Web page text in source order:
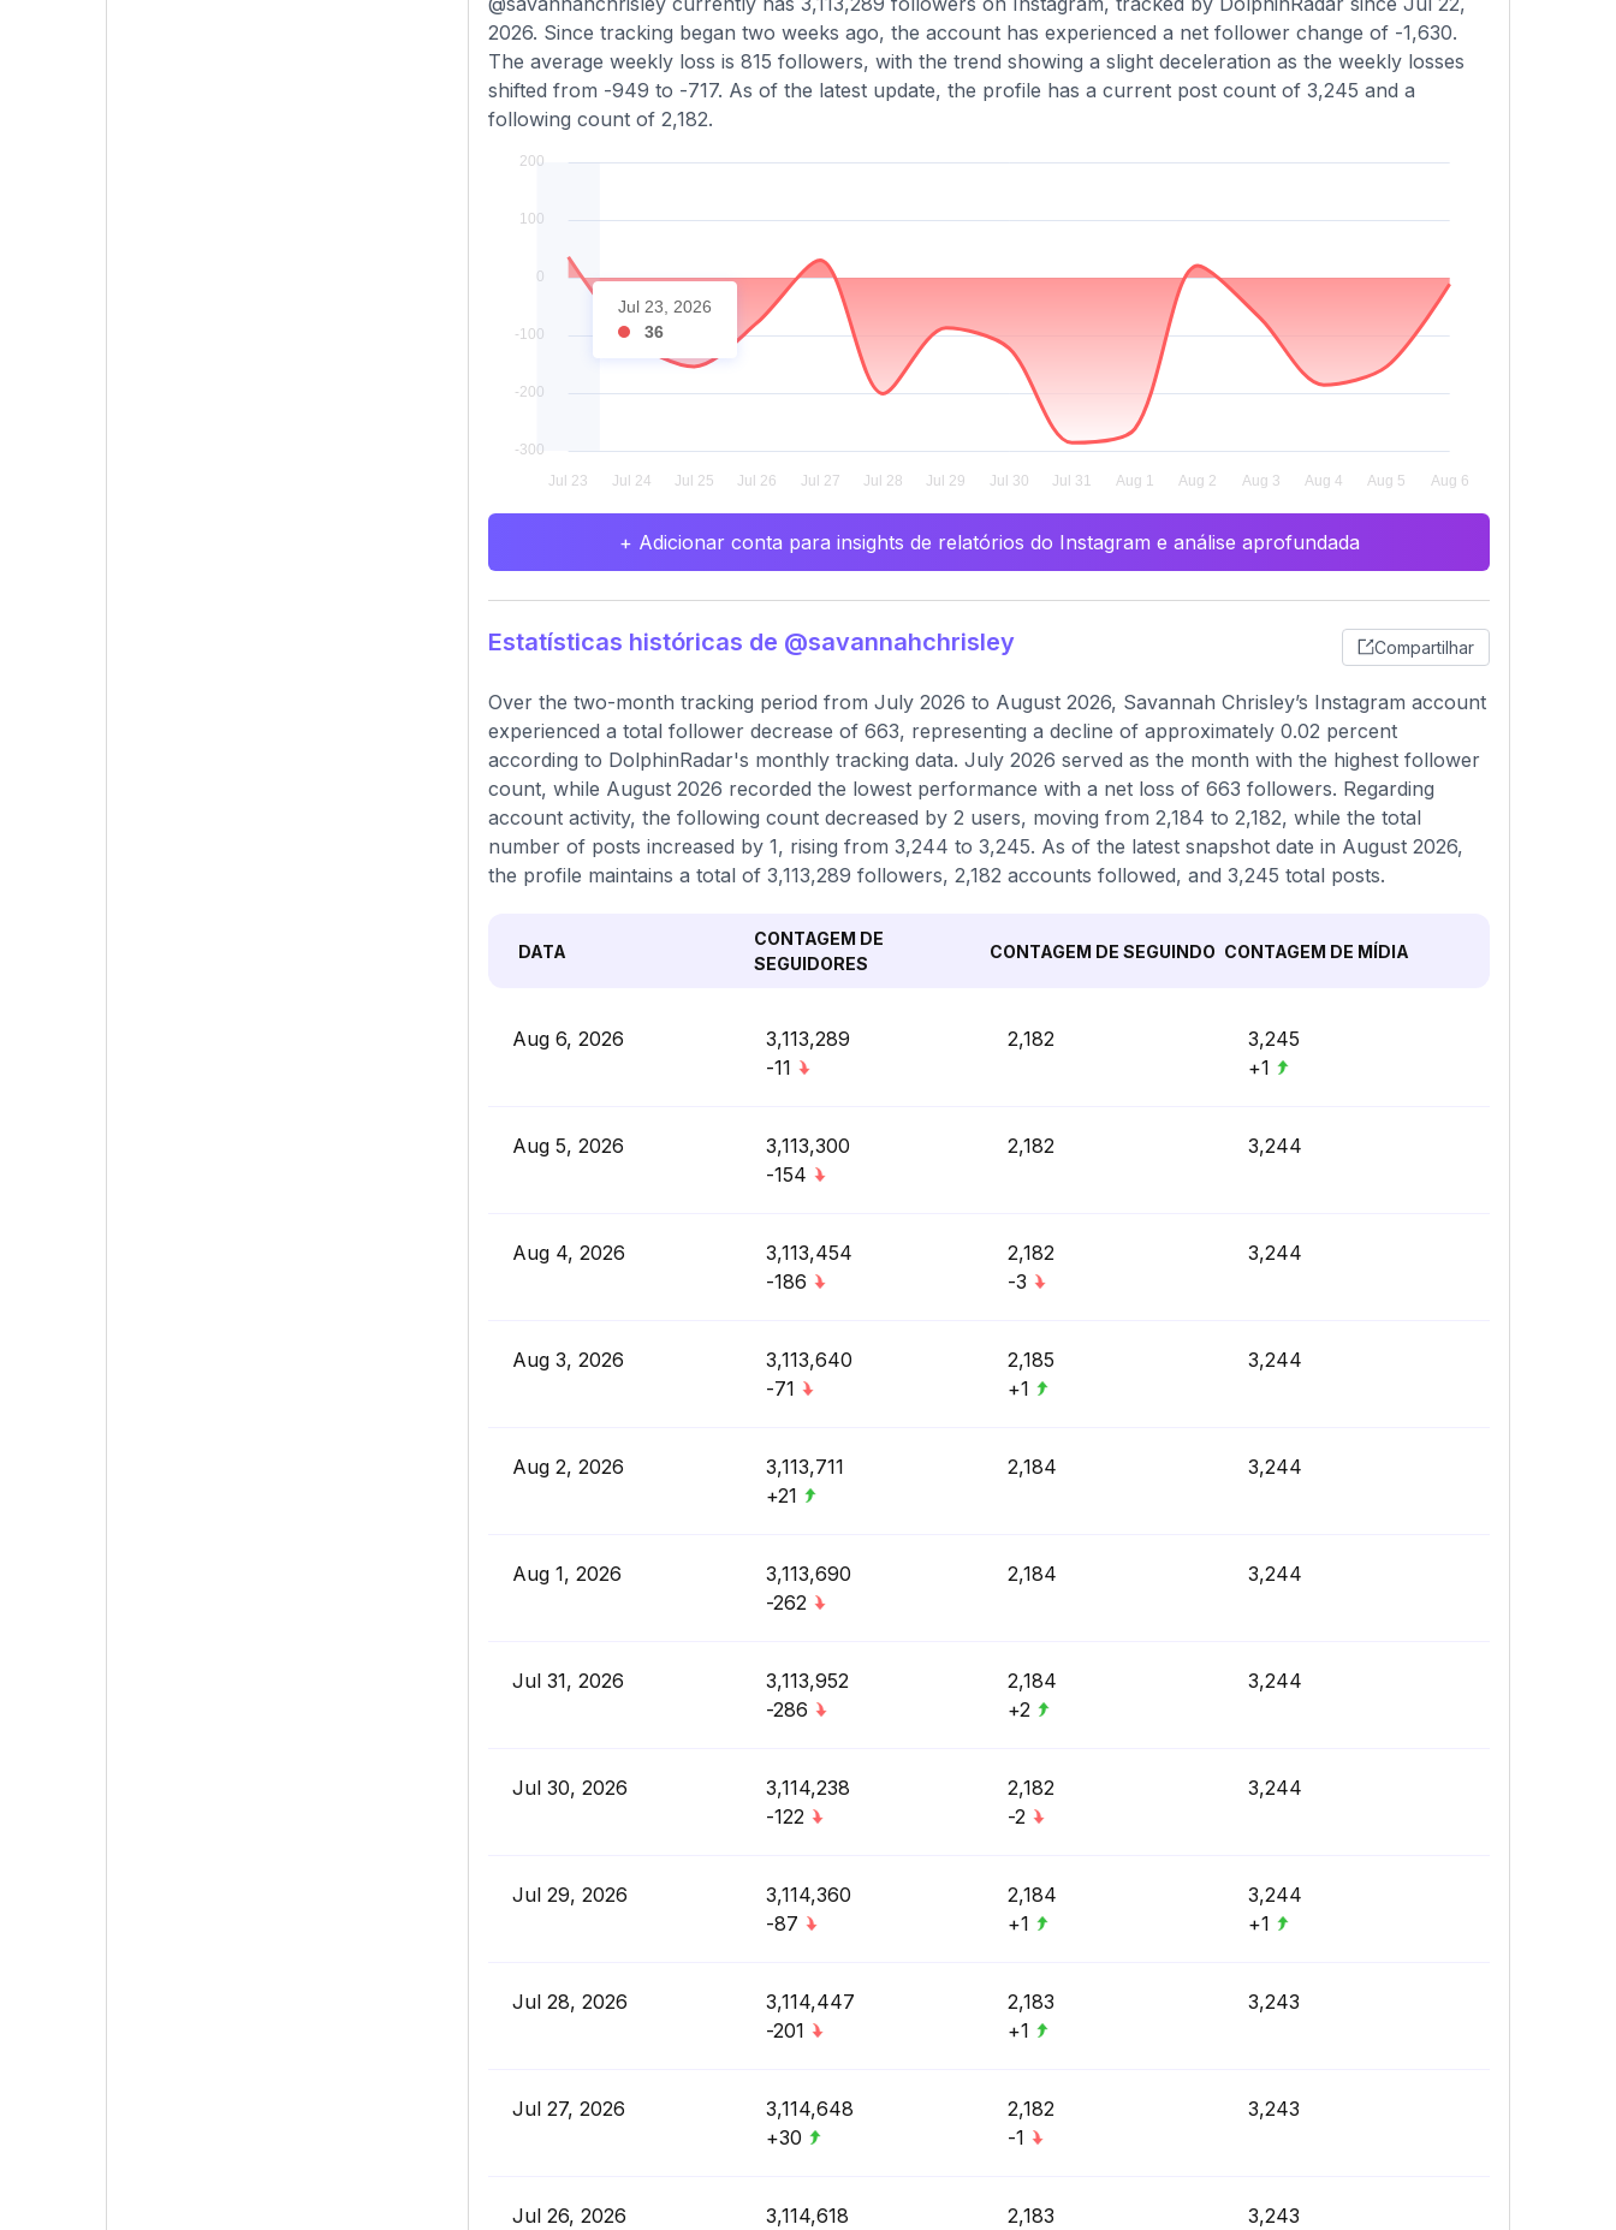
2026. Since tracking began two weeks ago, the account has experienced a net follower change of -1,630.
The average weekly loss is 815 followers, with the trend showing a slight deceleration as the weekly losses
shifted from -949 to -717. As of the latest update, the profile has a current post count of 3,245 and a
following count of 2,182.
Jul 23, 2026
36
+ Adicionar conta para insights de relatórios do Instagram e análise aprofundada
Estatísticas históricas de @savannahchrisley Compartilhar
Over the two-month tracking period from July 2026 to August 2026, Savannah Chrisley’s Instagram account
experienced a total follower decrease of 663, representing a decline of approximately 0.02 percent
according to DolphinRadar's monthly tracking data. July 2026 served as the month with the highest follower
count, while August 2026 recorded the lowest performance with a net loss of 663 followers. Regarding
account activity, the following count decreased by 2 users, moving from 2,184 to 2,182, while the total
number of posts increased by 1, rising from 3,244 to 3,245. As of the latest snapshot date in August 2026,
the profile maintains a total of 3,113,289 followers, 2,182 accounts followed, and 3,245 total posts.
DATA
CONTAGEM DE
SEGUIDORES
CONTAGEM DE SEGUINDO CONTAGEM DE MÍDIA
Aug 6, 2026
3,113,289
-11
2,182
3,245
+1
Aug 5, 2026
3,113,300
-154
2,182 3,244
Aug 4, 2026
3,113,454
-186
2,182
-3
3,244
Aug 3, 2026
3,113,640
-71
2,185
+1
3,244
Aug 2, 2026
3,113,711
+21
2,184 3,244
Aug 1, 2026
3,113,690
-262
2,184 3,244
Jul 31, 2026
3,113,952
-286
2,184
+2
3,244
Jul 30, 2026
3,114,238
-122
2,182
-2
3,244
Jul 29, 2026
3,114,360
-87
2,184
+1
3,244
+1
Jul 28, 2026
3,114,447
-201
2,183
+1
3,243
Jul 27, 2026
3,114,648
+30
2,182
-1
3,243
Jul 26, 2026 3,114,618 2,183 3,243